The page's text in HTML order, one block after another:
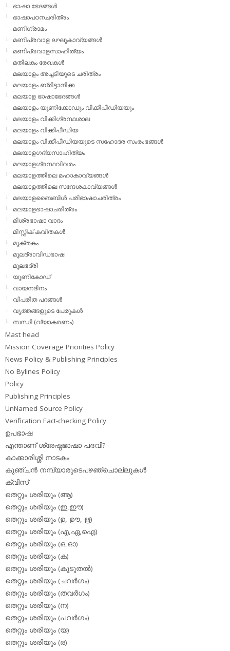
ഭാഷാ ഭേദങ്ങള്‍
ഭാഷാപഠനചരിത്രം
മണിഗ്രാമം
മണിപ്രവാള ലഘുകാവ്യങ്ങള്‍
മണിപ്രവാളസാഹിത്യം
മതിലകം രേഖകള്‍
മലയാളം അച്ചടിയുടെ ചരിത്രം
മലയാളം ബ്രിട്ടാനിക്ക
മലയാള ഭാഷാഭേദങ്ങള്‍
മലയാളം യൂണിക്കോഡും വിക്കീപീഡിയയും
മലയാളം വിക്കിഗ്രന്ഥശാല
മലയാളം വിക്കിപീഡിയ
മലയാളം വിക്കീപീഡിയയുടെ സഹോദര സംരംഭങ്ങള്‍
മലയാളഗദ്യസാഹിത്യം
മലയാളഗ്രന്ഥവിവരം
മലയാളത്തിലെ മഹാകാവ്യങ്ങള്‍
മലയാളത്തിലെ സന്ദേശകാവ്യങ്ങള്‍
മലയാളബൈബിള്‍ പരിഭാഷാചരിത്രം
മലയാളഭാഷാചരിത്രം
മിശ്രഭാഷാ വാദം
മിസ്റ്റിക് കവിതകള്‍
മുക്തകം
മൂലദ്രാവിഡഭാഷ
മൂലഭദ്രി
യൂണികോഡ്
വായനദിനം
വിപരീത പദങ്ങള്‍
വൃത്തങ്ങളുടെ പേരുകള്‍
സന്ധി (വ്യാകരണം)
Mast head
Mission Coverage Priorities Policy
News Policy & Publishing Principles
No Bylines Policy
Policy
Publishing Principles
UnNamed Source Policy
Verification Fact-checking Policy
ഉപഭാഷ
എന്താണ് ശ്രേഷ്ഠഭാഷാ പദവി?
കാക്കാരിശ്ശി നാടകം
കുഞ്ചന്‍ നമ്പ്യാരുടെപഴഞ്ചൊല്ലുകള്‍
ക്വിസ്
തെറ്റും ശരിയും (ആ)
തെറ്റും ശരിയും (ഇ,ഈ)
തെറ്റും ശരിയും (ഉ, ഊ, ഋ)
തെറ്റും ശരിയും (എ,ഏ,ഐ)
തെറ്റും ശരിയും (ഒ,ഓ)
തെറ്റും ശരിയും (ക)
തെറ്റും ശരിയും (കൂടുതല്‍)
തെറ്റും ശരിയും (ചവര്‍ഗം)
തെറ്റും ശരിയും (തവര്‍ഗം)
തെറ്റും ശരിയും (ന)
തെറ്റും ശരിയും (പവര്‍ഗം)
തെറ്റും ശരിയും (യ)
തെറ്റും ശരിയും (ര)